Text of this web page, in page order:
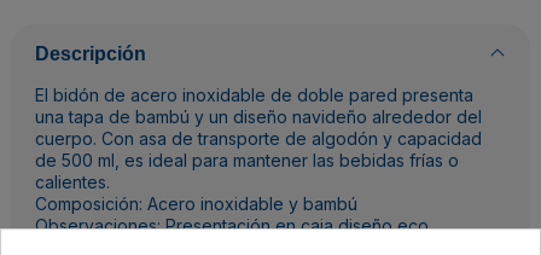
Descripción
El bidón de acero inoxidable de doble pared presenta
una tapa de bambú y un diseño navideño alrededor del
cuerpo. Con asa de transporte de algodón y capacidad
de 500 ml, es ideal para mantener las bebidas frías o
calientes.
Composición: Acero inoxidable y bambú
Observaciones: Presentación en caja diseño eco.